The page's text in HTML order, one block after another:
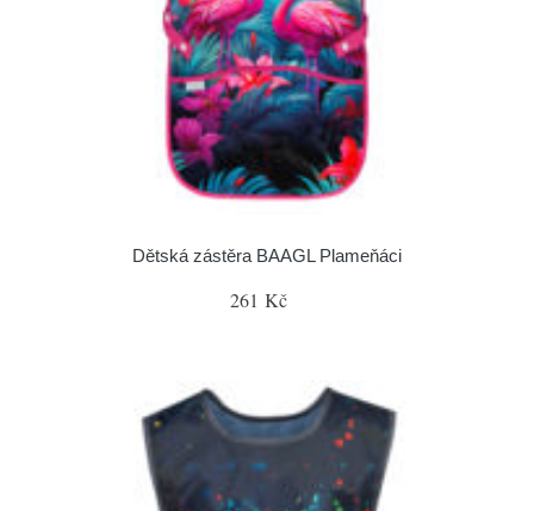
Dětská zástěra BAAGL Plameňáci
261 Kč